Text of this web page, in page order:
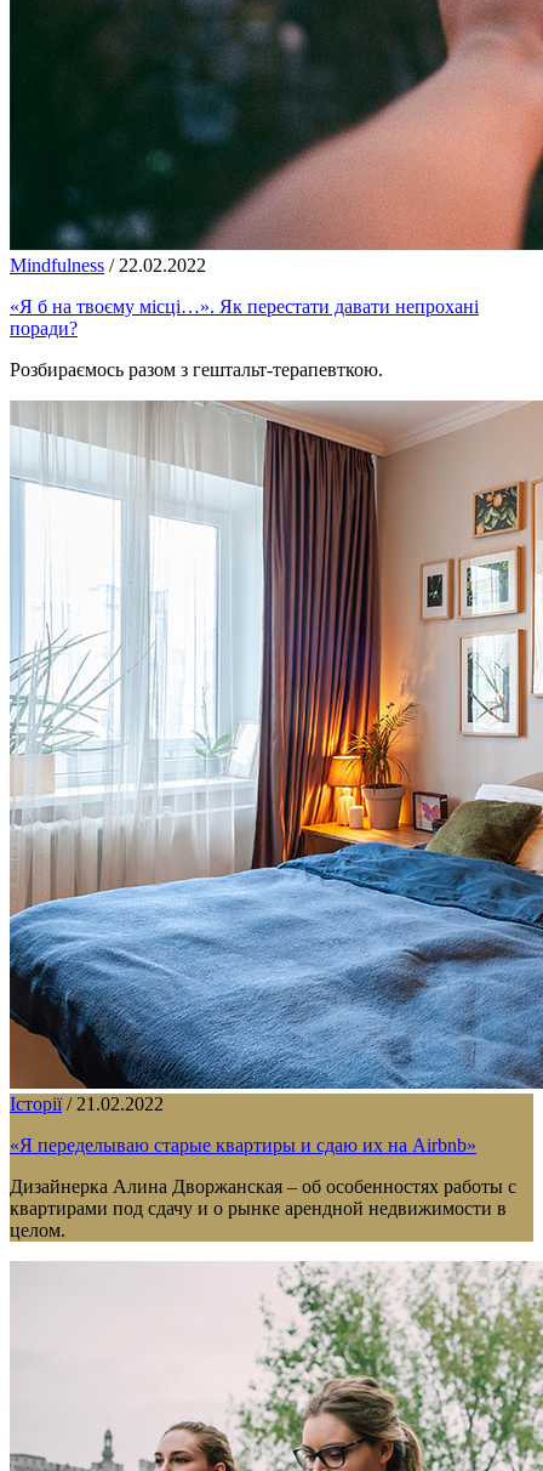
Mindfulness / 22.02.2022
«Я б на твоєму місці…». Як перестати давати непрохані
поради?
Розбираємось разом з гештальт-терапевткою.
Історії / 21.02.2022
«Я переделываю старые квартиры и сдаю их на Airbnb»
Дизайнерка Алина Дворжанская – об особенностях работы с
квартирами под сдачу и о рынке арендной недвижимости в
целом.